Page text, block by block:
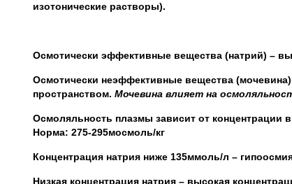
изотонические растворы).
Осмотически эффективные вещества (натрий) –
Осмотически неэффективные вещества
пространством. Мочевина влияет на
Осмоляльность плазмы зависит от концентрации
Норма: 275-295мосмоль/кг
Концентрация натрия ниже 135ммоль/л –
Низкая концентрация натрия – высокая